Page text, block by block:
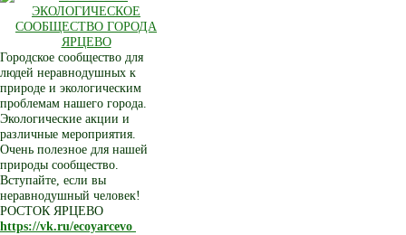
Городское сообщество для
людей неравнодушных к
природе и экологическим
проблемам нашего города.
Экологические акции и
различные мероприятия.
Очень полезное для нашей
природы сообщество.
Вступайте, если вы
неравнодушный человек!
РОСТОК ЯРЦЕВО
https://vk.ru/ecoyarcevo